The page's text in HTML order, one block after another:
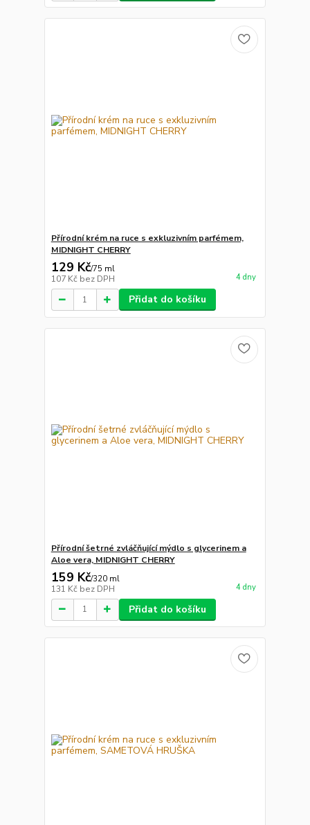
Přírodní krém na ruce s exkluzivním parfémem,
MIDNIGHT CHERRY
129 Kč/75 ml
107 Kč bez DPH 4 dny
Přidat do košíku
Přírodní šetrné zvláčňující mýdlo s glycerinem a
Aloe vera, MIDNIGHT CHERRY
159 Kč/320 ml
131 Kč bez DPH 4 dny
Přidat do košíku